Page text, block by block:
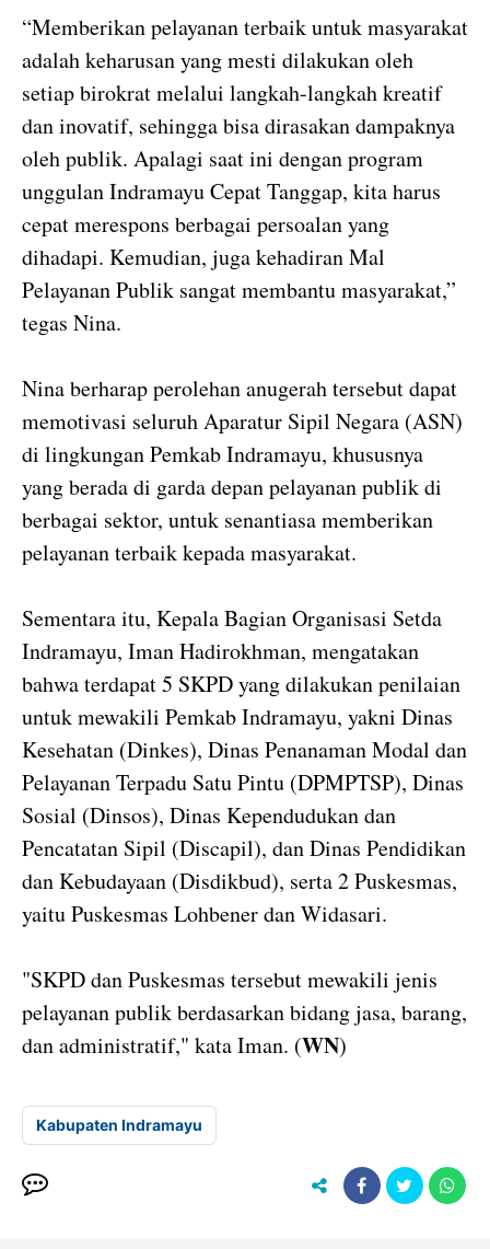
“Memberikan pelayanan terbaik untuk masyarakat
adalah keharusan yang mesti dilakukan oleh
setiap birokrat melalui langkah-langkah kreatif
dan inovatif, sehingga bisa dirasakan dampaknya
oleh publik. Apalagi saat ini dengan program
unggulan Indramayu Cepat Tanggap, kita harus
cepat merespons berbagai persoalan yang
dihadapi. Kemudian, juga kehadiran Mal
Pelayanan Publik sangat membantu masyarakat,”
tegas Nina.
Nina berharap perolehan anugerah tersebut dapat
memotivasi seluruh Aparatur Sipil Negara (ASN)
di lingkungan Pemkab Indramayu, khususnya
yang berada di garda depan pelayanan publik di
berbagai sektor, untuk senantiasa memberikan
pelayanan terbaik kepada masyarakat.
Sementara itu, Kepala Bagian Organisasi Setda
Indramayu, Iman Hadirokhman, mengatakan
bahwa terdapat 5 SKPD yang dilakukan penilaian
untuk mewakili Pemkab Indramayu, yakni Dinas
Kesehatan (Dinkes), Dinas Penanaman Modal dan
Pelayanan Terpadu Satu Pintu (DPMPTSP), Dinas
Sosial (Dinsos), Dinas Kependudukan dan
Pencatatan Sipil (Discapil), dan Dinas Pendidikan
dan Kebudayaan (Disdikbud), serta 2 Puskesmas,
yaitu Puskesmas Lohbener dan Widasari.
"SKPD dan Puskesmas tersebut mewakili jenis
pelayanan publik berdasarkan bidang jasa, barang,
dan administratif," kata Iman. (WN)
Kabupaten Indramayu